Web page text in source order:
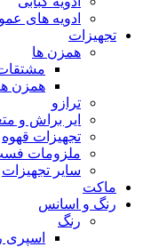
ادویه های
تجهیزات
همزن ها
همزن
ترازو
ایر براش و
تجهیزات قهوه
ملزومات
سایر تجهیزات
ماکت
رنگ و اسانس
رنگ
اسپری